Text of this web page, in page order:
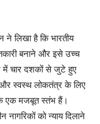
ने लिखा है कि भारतीय
बनाने और इसे उच्च
में चार दशकों से जुटे हुए
और स्वस्थ लोकतंत्र के लिए
के एक मजबूत स्तंभ हैं।
को न्याय दिलाने